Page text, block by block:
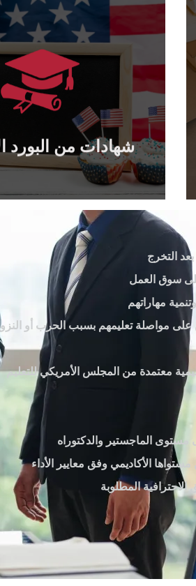
شهادات من البورد
شهادات من البورد الأمريكي
جميع الشهادات الصادرة عن البورد
يمكن تصديقها من وزارة الخارجية
يتعلم أكثر